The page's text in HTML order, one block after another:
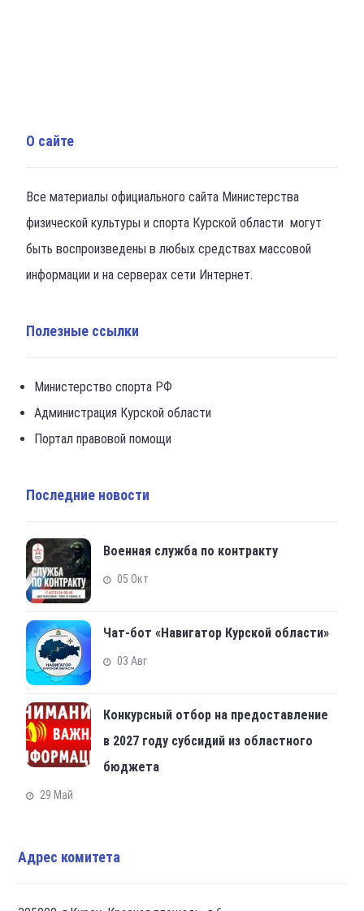
О сайте
Все материалы официального сайта Министерства
физической культуры и спорта Курской области могут
быть воспроизведены в любых средствах массовой
информации и на серверах сети Интернет.
Полезные ссылки
Министерство спорта РФ
Администрация Курской области
Портал правовой помощи
Последние новости
Военная служба по контракту
05 Окт
Чат-бот «Навигатор Курской области»
03 Авг
Конкурсный отбор на предоставление
в 2027 году субсидий из областного
бюджета
29 Май
Адрес комитета